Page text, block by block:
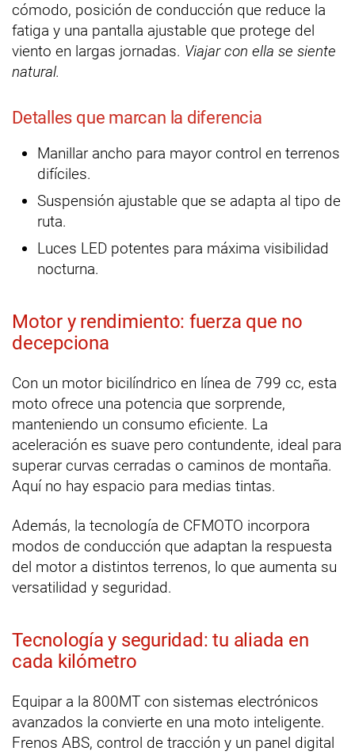
cómodo, posición de conducción que reduce la
fatiga y una pantalla ajustable que protege del
viento en largas jornadas. Viajar con ella se siente
natural.
Detalles que marcan la diferencia
Manillar ancho para mayor control en terrenos
difíciles.
Suspensión ajustable que se adapta al tipo de
ruta.
Luces LED potentes para máxima visibilidad
nocturna.
Motor y rendimiento: fuerza que no
decepciona
Con un motor bicilíndrico en línea de 799 cc, esta
moto ofrece una potencia que sorprende,
manteniendo un consumo eficiente. La
aceleración es suave pero contundente, ideal para
superar curvas cerradas o caminos de montaña.
Aquí no hay espacio para medias tintas.
Además, la tecnología de CFMOTO incorpora
modos de conducción que adaptan la respuesta
del motor a distintos terrenos, lo que aumenta su
versatilidad y seguridad.
Tecnología y seguridad: tu aliada en
cada kilómetro
Equipar a la 800MT con sistemas electrónicos
avanzados la convierte en una moto inteligente.
Frenos ABS, control de tracción y un panel digital